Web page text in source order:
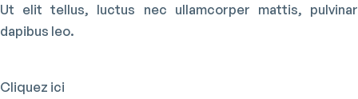
Ut elit tellus, luctus nec ullamcorper mattis, pulvinar
dapibus leo.
Cliquez ici